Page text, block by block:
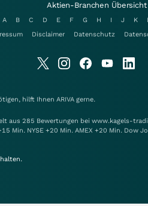
Aktien-Branchen Übersicht
A B C D E F G H I J K
Disclaimer Datenschutz
hilft Ihnen ARIVA gerne.
aus 285 Bewertungen bei www.kagels-
Min. NYSE +20 Min. AMEX +20 Min. Dow